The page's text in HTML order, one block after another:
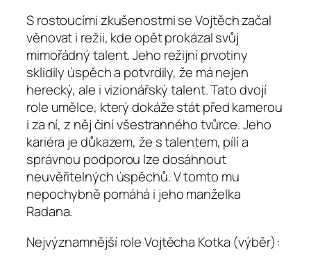
S rostoucími zkušenostmi se Vojtěch začal
věnovat i režii, kde opět prokázal svůj
mimořádný talent. Jeho režijní prvotiny
sklidily úspěch a potvrdily, že má nejen
herecký, ale i vizionářský talent. Tato dvojí
role umělce, který dokáže stát před kamerou
i za ní, z něj činí všestranného tvůrce. Jeho
kariéra je důkazem, že s talentem, pílí a
správnou podporou lze dosáhnout
neuvěřitelných úspěchů. V tomto mu
nepochybně pomáhá i jeho manželka
Radana.
Nejvýznamnější role Vojtěcha Kotka (výběr):